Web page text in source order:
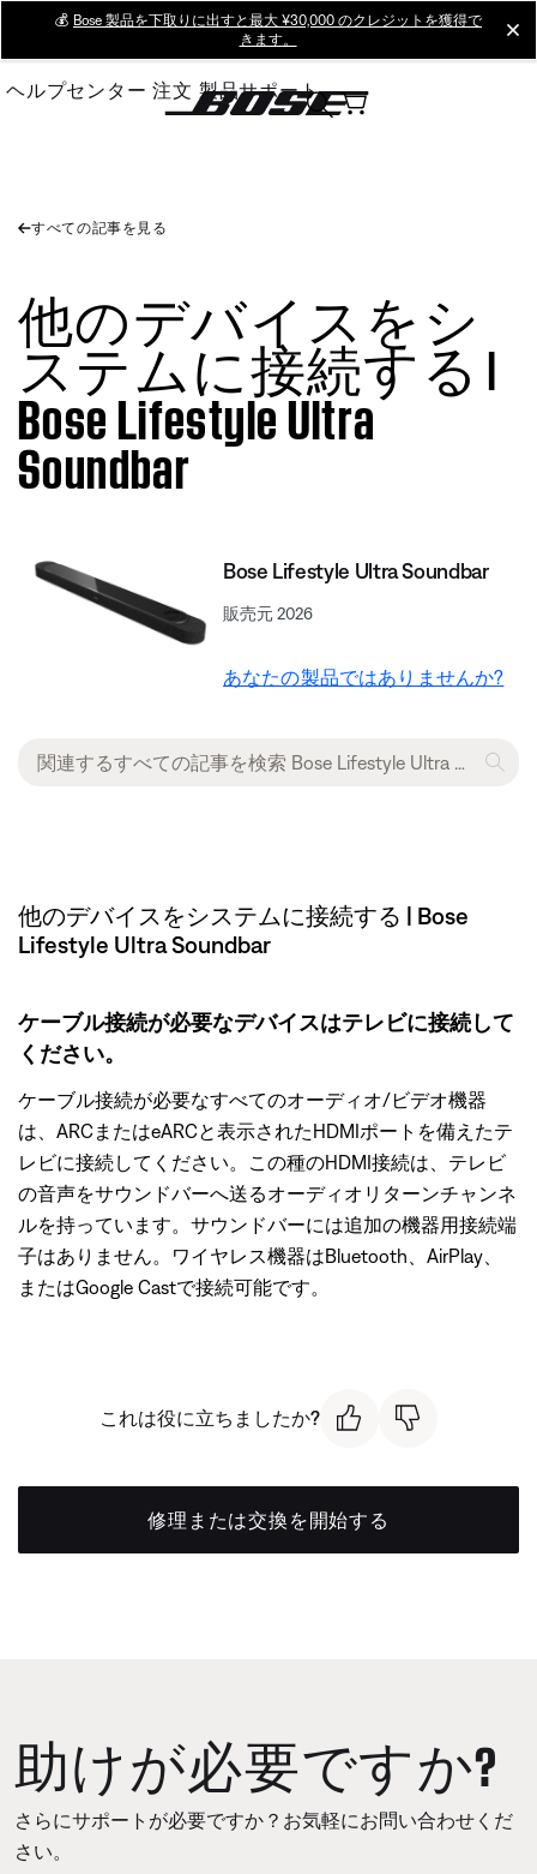
Main
💰 Bose 製品を下取りに出すと最大 ¥30,000 のクレジットを獲得で
きます。
ヘルプセンター 注文 製品サポート
すべての記事を見る
他のデバイスをシ
ステムに接続する |
Bose Lifestyle Ultra
Soundbar
Bose Lifestyle Ultra Soundbar
販売元 2026
あなたの製品ではありませんか?
他のデバイスをシステムに接続する | Bose
Lifestyle Ultra Soundbar
ケーブル接続が必要なデバイスはテレビに接続して
ください。
ケーブル接続が必要なすべてのオーディオ/ビデオ機器
は、ARCまたはeARCと表示されたHDMIポートを備えたテ
レビに接続してください。この種のHDMI接続は、テレビ
の音声をサウンドバーへ送るオーディオリターンチャンネ
ルを持っています。サウンドバーには追加の機器用接続端
子はありません。ワイヤレス機器はBluetooth、AirPlay、
またはGoogle Castで接続可能です。
これは役に立ちましたか?
修理または交換を開始する
助けが必要ですか?
さらにサポートが必要ですか？お気軽にお問い合わせくだ
さい。